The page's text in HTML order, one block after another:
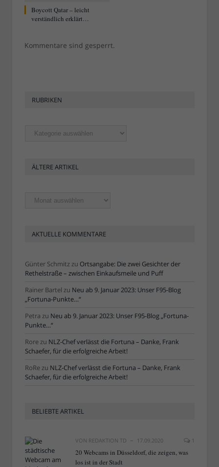
Boycott Qatar – leicht
verständlich erklärt…
Kommentare sind gesperrt.
RUBRIKEN
Rubriken
ÄLTERE ARTIKEL
Ältere
Artikel
AKTUELLE KOMMENTARE
Günter Schmitzzu Ortsangabe: Die zwei Gesichter der
Rethelstraße – zwischen Einkaufsmeile und Puff
Rainer Bartel zu Neu ab 9. Januar 2023: Unser F95-Blog
„Fortuna-Punkte…“
Petra zu Neu ab 9. Januar 2023: Unser F95-Blog „Fortuna-
Punkte…“
Rorezu NLZ-Chef verlässt die Fortuna – Danke, Frank
Schaefer, für die erfolgreiche Arbeit!
RoRezu NLZ-Chef verlässt die Fortuna – Danke, Frank
Schaefer, für die erfolgreiche Arbeit!
BELIEBTE ARTIKEL
VON REDAKTION TD 17.09.2020 1
20 Webcams in Düsseldorf, die zeigen, was
los ist in der Stadt